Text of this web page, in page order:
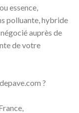
essence,
polluante, hybride
auprès de
de votre
?